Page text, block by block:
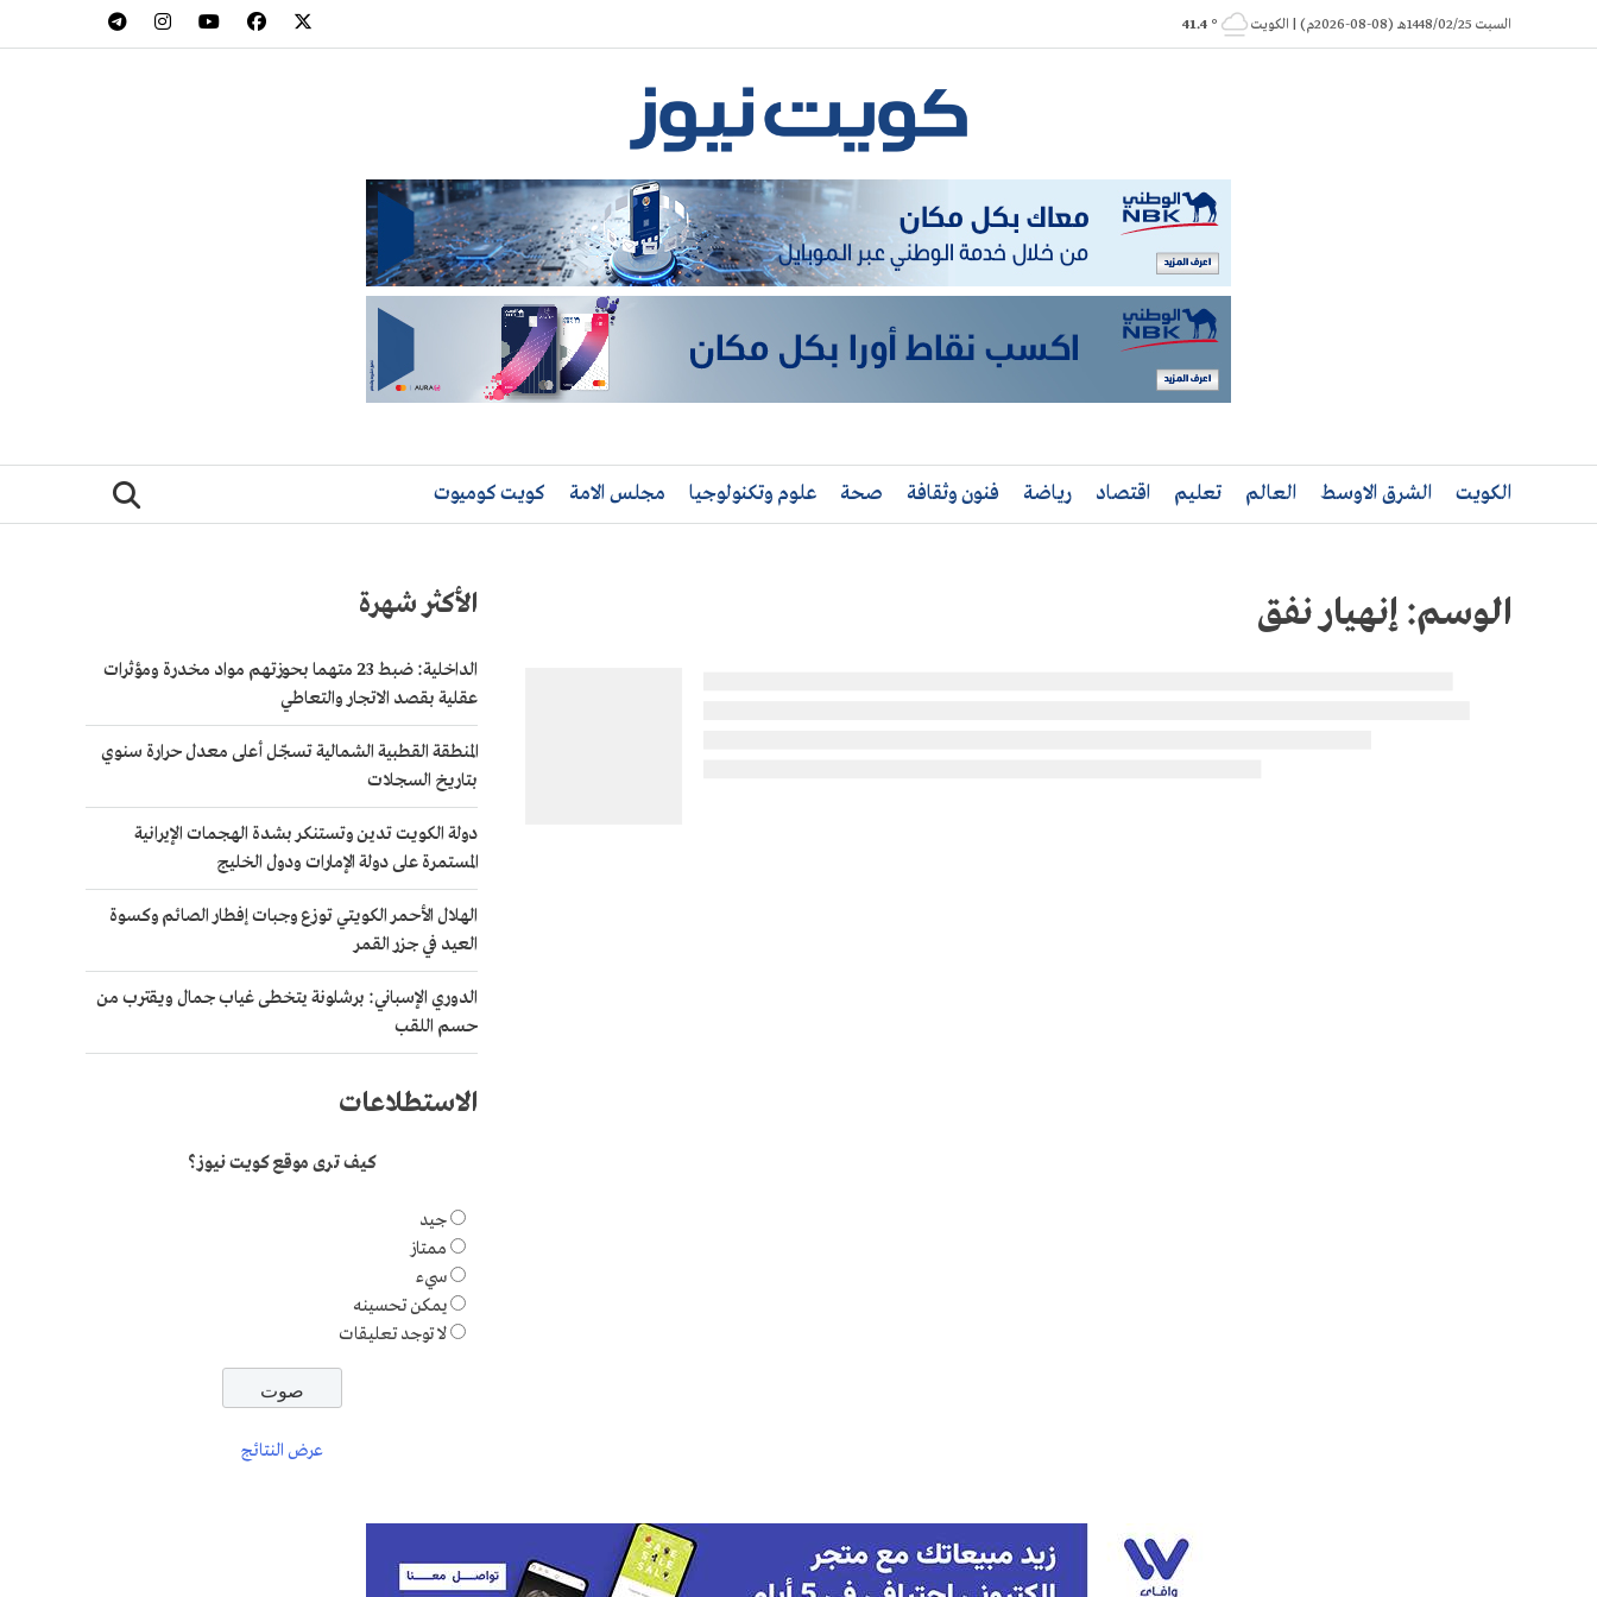
to
السبت 1448/02/25هـ (08-08-2026م) | الكويت ° 41.4
الكويت الشرق الاوسط العالم تعليم اقتصاد رياضة فنون وثقافة صحة علوم وتكنولوجيا مجلس الامة كويت كوميوت
الوسم:إنهيار نفق الأكثر شهرة
الداخلية: ضبط 23 متهما بحوزتهم مواد مخدرة ومؤثرات
عقلية بقصد الاتجار والتعاطي
المنطقة القطبية الشمالية تسجّل أعلى معدل حرارة سنوي
بتاريخ السجلات
دولة الكويت تدين وتستنكر بشدة الهجمات الإيرانية
المستمرة على دولة الإمارات ودول الخليج
الهلال الأحمر الكويتي توزع وجبات إفطار الصائم وكسوة
العيد في جزر القمر
الدوري الإسباني: برشلونة يتخطى غياب جمال ويقترب من
حسم اللقب
الاستطلاعات
كيف ترى موقع كويت نيوز؟
جيد
ممتاز
سيء
يمكن تحسينه
لا توجد تعليقات
عرض النتائج